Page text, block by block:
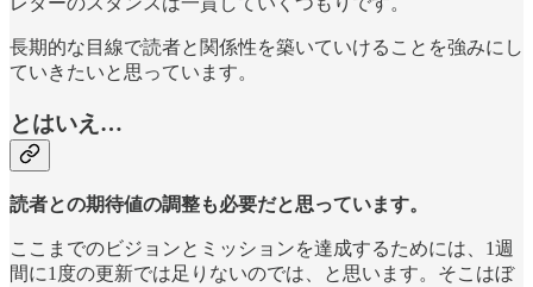
長期的な目線で読者と関係性を築いていけることを強みにし
ていきたいと思っています。
とはいえ…
読者との期待値の調整も必要だと思っています。
ここまでのビジョンとミッションを達成するためには、1週
間に1度の更新では足りないのでは、と思います。そこはぼ